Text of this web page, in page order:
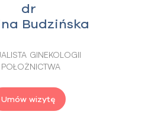
dr
Budzińska
GINEKOLOGII
Umów wizytę